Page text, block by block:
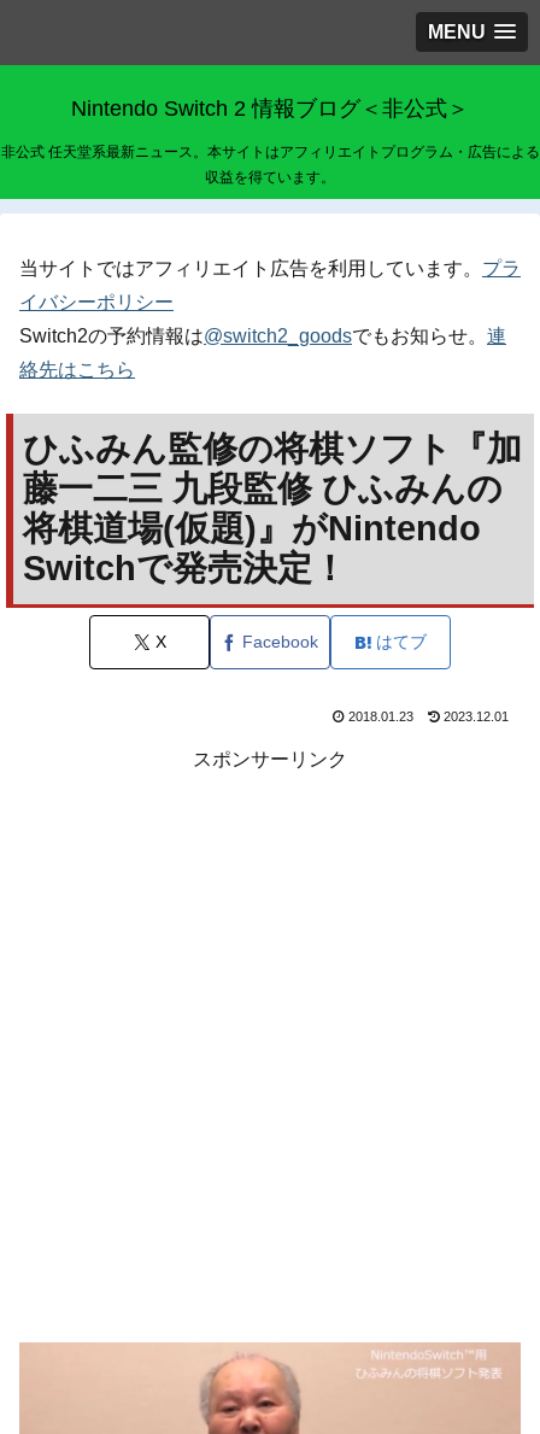
MENU
Nintendo Switch 2 情報ブログ＜非公式＞
非公式 任天堂系最新ニュース。本サイトはアフィリエイトプログラム・広告による
収益を得ています。
当サイトではアフィリエイト広告を利用しています。 プラ
イバシーポリシー
Switch2の予約情報は@switch2_goodsでもお知らせ。 連
絡先はこちら
ひふみん監修の将棋ソフト『加
藤一二三 九段監修 ひふみんの
将棋道場(仮題)』がNintendo
Switchで発売決定！
X Facebook はてブ
2018.01.23 2023.12.01
スポンサーリンク